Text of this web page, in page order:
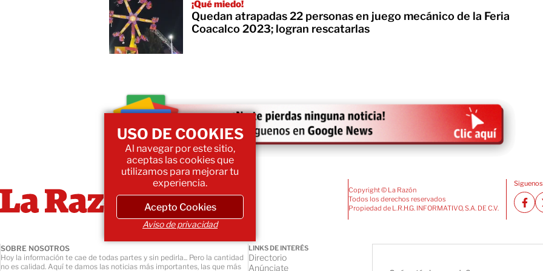
¡Qué miedo!
Quedan atrapadas 22 personas en juego mecánico de la Feria
Coacalco 2023; logran rescatarlas
Copyright © La Razón
Todos los derechos reservados
Propiedad de L.R.H.G. INFORMATIVO, S.A. DE C.V.
SOBRE NOSOTROS
Hoy la información te cae de todas partes y sin pedirla... Pero la cantidad
no es calidad. Aquí te damos las noticias más importantes, las que más
LINKS DE INTERÉS
Directorio
Anúnciate
USO DE COOKIES
Al navegar por este sitio,
aceptas las cookies que
utilizamos para mejorar tu
experiencia.
Acepto Cookies
Aviso de privacidad